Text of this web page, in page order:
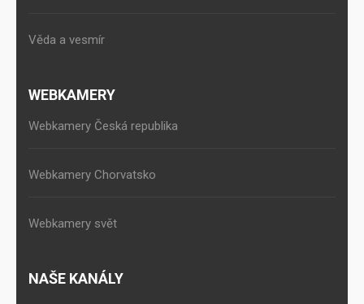
Věda a vesmír
WEBKAMERY
Webkamery Česká republika
Webkamery Chorvatsko
Webkamery svět
NAŠE KANÁLY